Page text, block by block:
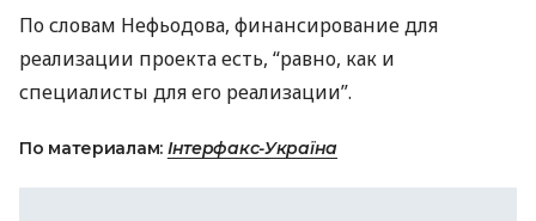
По словам Нефьодова, финансирование для
реализации проекта есть, “равно, как и
специалисты для его реализации”.
По материалам: Інтерфакс-Україна